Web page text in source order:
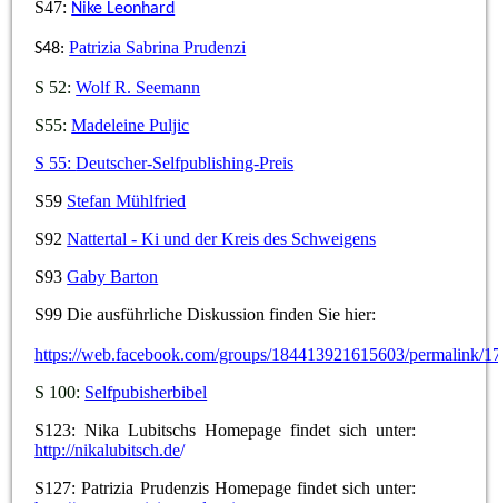
S47: Nike Leonhard
S48:Patrizia Sabrina Prudenzi
S 52:Wolf R. Seemann
S55:Madeleine Puljic
S 55:Deutscher-Selfpublishing-Preis
S59 Stefan Mühlfried
S92Nattertal - Ki und der Kreis des Schweigens
S93Gaby Barton
S99 Die ausführliche Diskussion finden Sie hier:
https://web.facebook.com/groups/184413921615603/permalink/
S 100: Selfpubisherbibel
S123: Nika Lubitschs Homepage findet sich unter:
http://nikalubitsch.de/
S127: Patrizia Prudenzis Homepage findet sich unter: